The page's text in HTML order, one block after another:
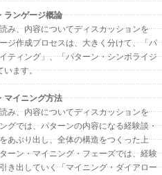
ランゲージ概論
み、内容についてディスカッションを
ジ作成プロセスは、大きく分けて、「パ
ティング」、「パターン・シンボライジ
います。
マイニング方法
み、内容についてディスカッションを
グでは、パターンの内容になる経験談・
あぶり出し、全体の構造をつくった上
ーン・マイニング・フェーズでは、経験
き出していく「マイニング・ダイアロー